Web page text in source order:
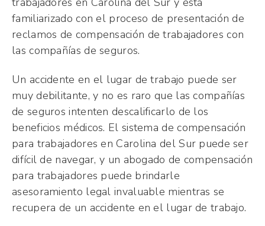
familiarizado con el proceso de presentación de
reclamos de compensación de trabajadores con
las compañías de seguros.
Un accidente en el lugar de trabajo puede ser
muy debilitante, y no es raro que las compañías
de seguros intenten descalificarlo de los
beneficios médicos. El sistema de compensación
para trabajadores en Carolina del Sur puede ser
difícil de navegar, y un abogado de compensación
para trabajadores puede brindarle
asesoramiento legal invaluable mientras se
recupera de un accidente en el lugar de trabajo.